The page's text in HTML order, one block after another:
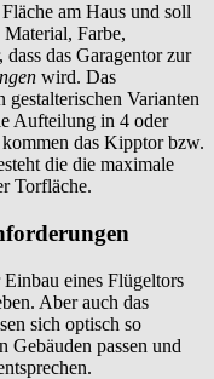
am Haus und soll
Farbe,
das Garagentor zur
wird. Das
Varianten
Aufteilung in 4 oder
das Kipptor bzw.
die die maximale
Torfläche.
eines Flügeltors
Aber auch das
sich optisch so
Gebäuden passen und